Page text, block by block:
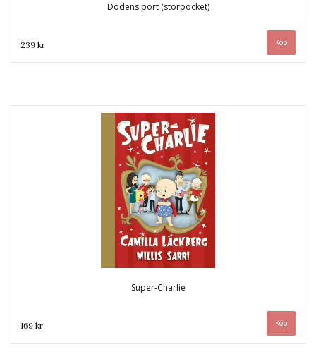
Dödens port (storpocket)
239 kr
Super-Charlie
169 kr